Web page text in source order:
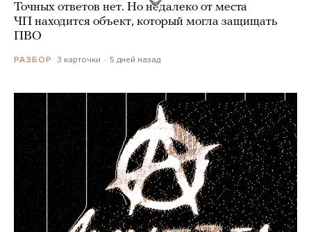
Точных ответов нет. Но недалеко от места
ЧП находится объект, который могла защищать
ПВО
РАЗБОР 3 карточки 5 дней назад